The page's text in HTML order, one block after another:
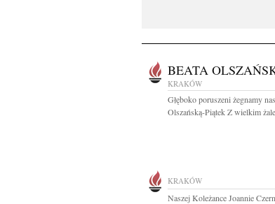
BEATA
KRAKÓW
Głęboko poruszeni żegnamy
Olszańską-Piątek Z wielkim
KRAKÓW
Naszej Koleżance Joannie